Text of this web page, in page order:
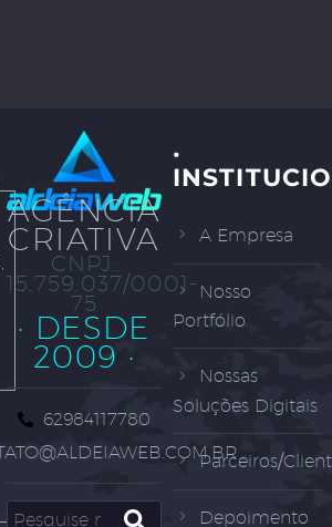
AGÊNCIA
CRIATIVA
CNPJ:
15.759.037/0001-
75
· DESDE
2009 ·
62984117780
·
A Empresa
Nosso
Portfólio
Nossas
Soluções Digitais
Parceiros/
Depoimento